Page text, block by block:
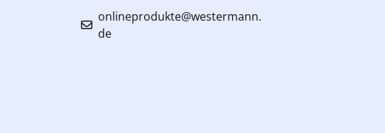
onlineprodukte@westermann.
de